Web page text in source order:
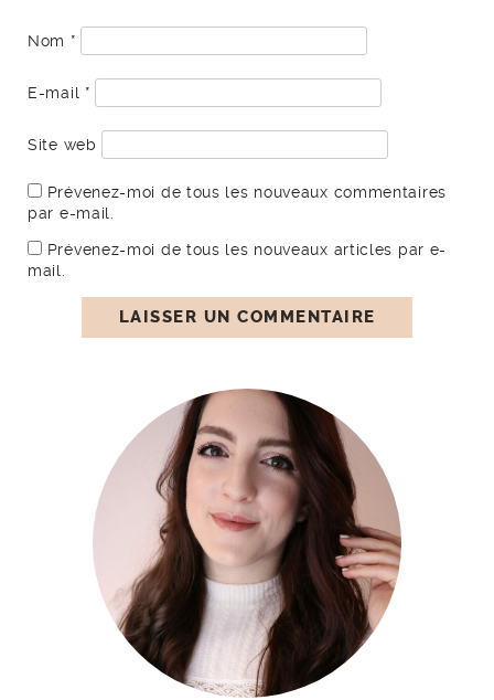
Nom *
E-mail *
Site web
Prévenez-moi de tous les nouveaux commentaires
par e-mail.
Prévenez-moi de tous les nouveaux articles par e-
mail.